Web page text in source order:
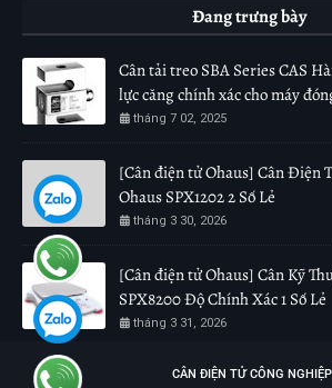
Đang trưng bày
Cân tải treo SBA Series CAS
lực căng chính xác cho máy
tháng 7 02, 2025
[Cân điện tử Ohaus] Cân Điện
Ohaus SPX1202 2 Số Lẻ
tháng 3 30, 2026
[Cân điện tử Ohaus] Cân Kỹ
SPX8200 Độ Chính Xác 1 Số Lẻ
tháng 3 31, 2026
CÂN ĐIỆN TỬ CÔNG NGHIỆP